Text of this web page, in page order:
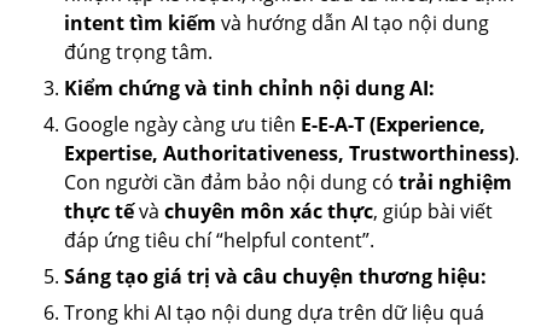
intent tìm kiếm và hướng dẫn AI tạo nội dung
đúng trọng tâm.
Kiểm chứng và tinh chỉnh nội dung AI:
Google ngày càng ưu tiên E-E-A-T (Experience,
Expertise, Authoritativeness, Trustworthiness).
Con người cần đảm bảo nội dung cótrải nghiệm
thực tếvàchuyên môn xác thực, giúp bài viết
đáp ứng tiêu chí “helpful content”.
Sáng tạo giá trị và câu chuyện thương hiệu:
Trong khi AI tạo nội dung dựa trên dữ liệu quá